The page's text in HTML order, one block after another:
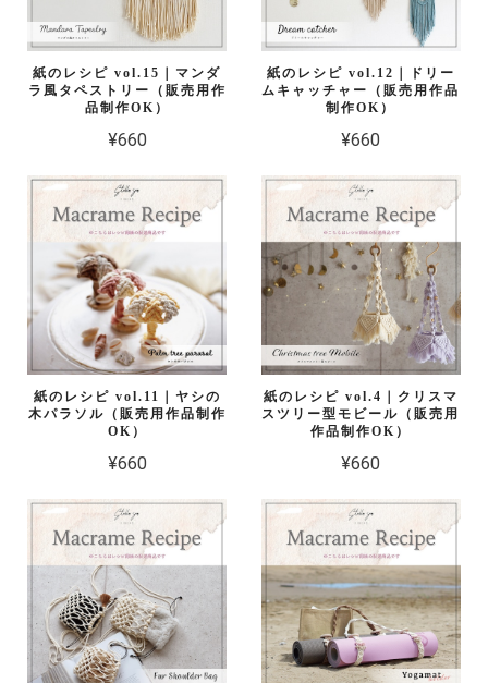
紙のレシピ vol.15｜マンダ
ラ風タペストリー（販売用作
品制作OK）
¥660
紙のレシピ vol.12｜ドリー
ムキャッチャー（販売用作品
制作OK）
¥660
紙のレシピ vol.11｜ヤシの
木パラソル（販売用作品制作
OK）
¥660
紙のレシピ vol.4｜クリスマ
スツリー型モビール（販売用
作品制作OK）
¥660